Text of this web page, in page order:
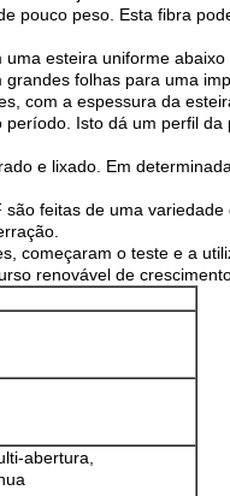
pouco peso. Esta fibra
esteira uniforme
folhas para uma
com a espessura da
Isto dá um perfil
e lixado. Em
feitas de uma
começaram o teste e a
renovável de
abertura,